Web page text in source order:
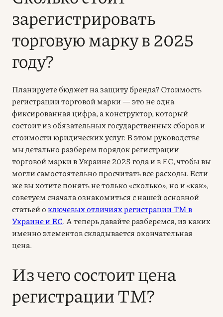
зарегистрировать
торговую марку в 2025
году?
Планируете бюджет на защиту бренда? Стоимость
регистрации торговой марки — это не одна
фиксированная цифра, а конструктор, который
состоит из обязательных государственных сборов и
стоимости юридических услуг. В этом руководстве
мы детально разберем порядок регистрации
торговой марки в Украине 2025 года и в ЕС, чтобы вы
могли самостоятельно просчитать все расходы. Если
же вы хотите понять не только «сколько», но и «как»,
советуем сначала ознакомиться с нашей основной
статьей оключевых отличиях регистрации ТМ в
Украине и ЕС. А теперь давайте разберемся, из каких
именно элементов складывается окончательная
цена.
Из чего состоит цена
регистрации ТМ?